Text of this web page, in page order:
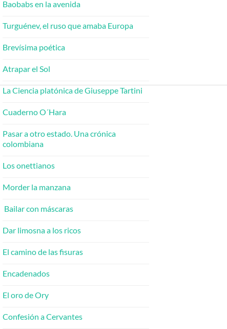
Baobabs en la avenida
Turguénev, el ruso que amaba Europa
Brevísima poética
Atrapar el Sol
La Ciencia platónica de Giuseppe Tartini
Cuaderno O´Hara
Pasar a otro estado. Una crónica
colombiana
Los onettianos
Morder la manzana
Bailar con máscaras
Dar limosna a los ricos
El camino de las fisuras
Encadenados
El oro de Ory
Confesión a Cervantes